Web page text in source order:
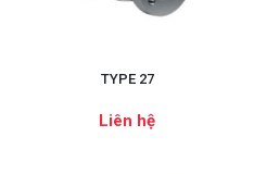
TYPE 27
Liên hệ